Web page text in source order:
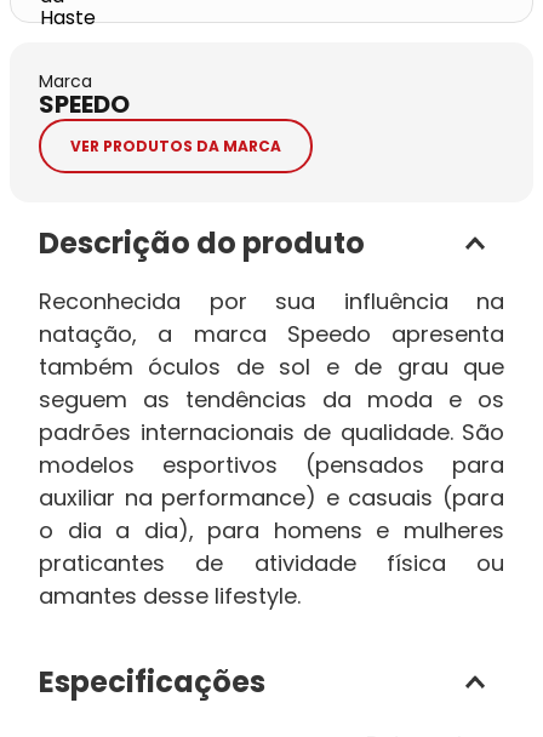
Marca
SPEEDO
VER PRODUTOS DA MARCA
Descrição do produto
Reconhecida por sua influência na
natação, a marca Speedo apresenta
também óculos de sol e de grau que
seguem as tendências da moda e os
padrões internacionais de qualidade. São
modelos esportivos (pensados para
auxiliar na performance) e casuais (para
o dia a dia), para homens e mulheres
praticantes de atividade física ou
amantes desse lifestyle.
Especificações